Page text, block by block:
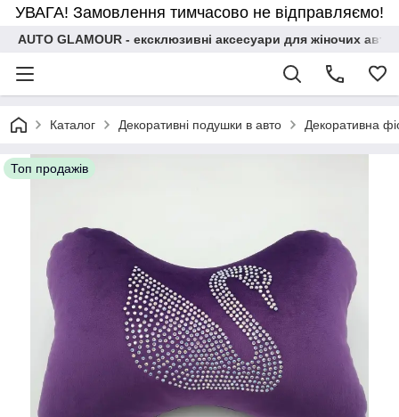
УВАГА! Замовлення тимчасово не відправляємо!
AUTO GLAMOUR - ексклюзивні аксесуари для жіночих
Каталог Декоративні подушки в авто Декоративна
Топ продажів